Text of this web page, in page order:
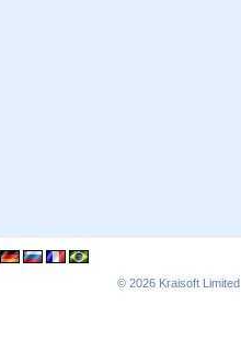
© 2026 Kraisoft Limited